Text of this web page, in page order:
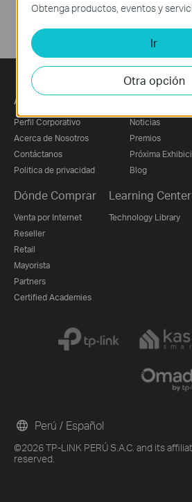
Acerca de Nosotros
Perfil Corporativo
Acerca de Nosotros
Contáctanos
Politica de privacidad
Noticias
Premios
Próxima
Blog
Dónde Comprar
Venta por Internet
Reseller
Retail
Mayorista
Partners
Certified Academies
Learning Center
Technology Library
©2026 TP-LINK PERÚ S.A.C. and its
reserved.
Perú / Español
Obtenga productos, eventos y
Ir
Otra opción